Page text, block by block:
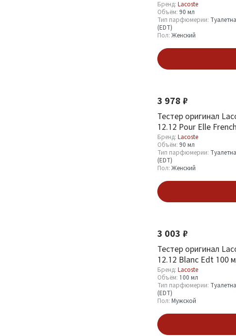
Бренд: Lacoste
Объём: 90 мл
Тип парфюмерии:
(EDT)
Пол: Женский
3 978 ₽
Тестер оригинал
12.12 Pour Elle
Edt 90 мл
Бренд: Lacoste
Объём: 90 мл
Тип парфюмерии:
(EDT)
Пол: Женский
3 003 ₽
Тестер оригинал
12.12 Blanc Edt 100
Бренд: Lacoste
Объём: 100 мл
Тип парфюмерии:
(EDT)
Пол: Мужской